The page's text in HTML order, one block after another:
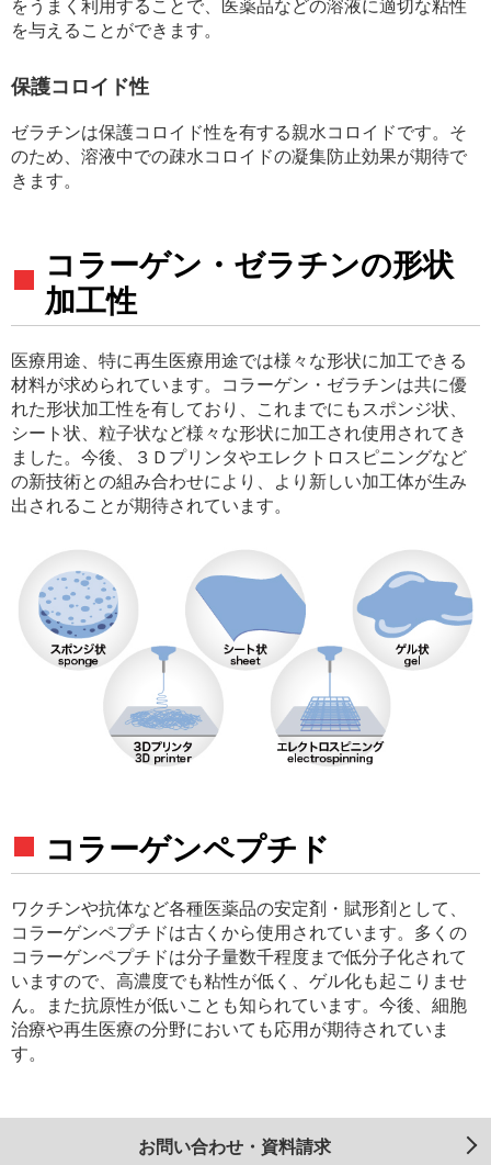
をうまく利用することで、医薬品などの溶液に適切な粘性
を与えることができます。
保護コロイド性
ゼラチンは保護コロイド性を有する親水コロイドです。そ
のため、溶液中での疎水コロイドの凝集防止効果が期待で
きます。
コラーゲン・ゼラチンの形状
加工性
医療用途、特に再生医療用途では様々な形状に加工できる
材料が求められています。コラーゲン・ゼラチンは共に優
れた形状加工性を有しており、これまでにもスポンジ状、
シート状、粒子状など様々な形状に加工され使用されてき
ました。今後、３Ｄプリンタやエレクトロスピニングなど
の新技術との組み合わせにより、より新しい加工体が生み
出されることが期待されています。
コラーゲンペプチド
ワクチンや抗体など各種医薬品の安定剤・賦形剤として、
コラーゲンペプチドは古くから使用されています。多くの
コラーゲンペプチドは分子量数千程度まで低分子化されて
いますので、高濃度でも粘性が低く、ゲル化も起こりませ
ん。また抗原性が低いことも知られています。今後、細胞
治療や再生医療の分野においても応用が期待されていま
す。
お問い合わせ・資料請求